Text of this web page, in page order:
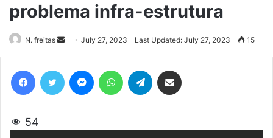
problema infra-estrutura
N. freitas
Send
an
email
July 27, 2023 Last Updated: July 27, 2023 15
54